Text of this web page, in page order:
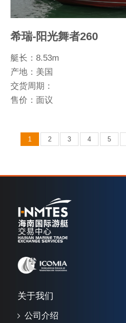
希瑞-阳光舞者260
艇长：8.53m
产地：美国
交货周期：
售价：面议
1 2 3 4 5
关于我们
公司介绍